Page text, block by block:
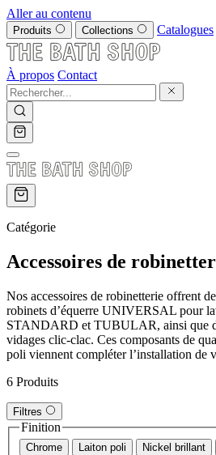
Aller au contenu
Produits Collections Catalogues
À propos Contact
Catégorie
Accessoires de
Nos accessoires de robinetterie offrent
robinets d’équerre UNIVERSAL pour
STANDARD et TUBULAR, ainsi que
vidages clic-clac. Ces composants de
poli viennent compléter l’installation de
6 Produits
Filtres
Finition
Chrome Laiton poli Nickel brillant